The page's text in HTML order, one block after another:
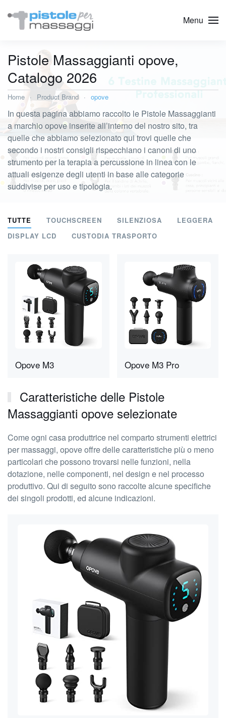
Menu
Pistole Massaggianti opove,
Catalogo 2026
Home Product Brand opove
In questa pagina abbiamo raccolto le Pistole Massaggianti
a marchio opove inserite all’interno del nostro sito, tra
quelle che abbiamo selezionato qui trovi quelle che
secondo i nostri consigli rispecchiano i canoni di uno
strumento per la terapia a percussione in linea con le
attuali esigenze degli utenti in base alle categorie
suddivise per uso e tipologia.
TUTTE TOUCHSCREEN SILENZIOSA
LEGGERA
DISPLAY LCD
CUSTODIA TRASPORTO
Opove M3 Opove M3 Pro
Caratteristiche delle Pistole
Massaggianti opove selezionate
Come ogni casa produttrice nel comparto strumenti elettrici
per massaggi, opove offre delle caratteristiche più o meno
particolari che possono trovarsi nelle funzioni, nella
dotazione, nelle componenti, nel design e nel processo
produttivo. Qui di seguito sono raccolte alcune specifiche
dei singoli prodotti, ed alcune indicazioni.